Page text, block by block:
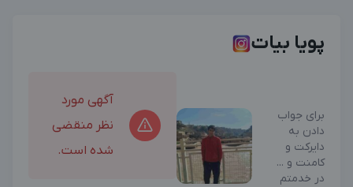
پویا بیات
برای جواب
دادن به
دایرکت و
کامنت و ...
در خدمتم
آگهی مورد
نظر منقضی
شده است.